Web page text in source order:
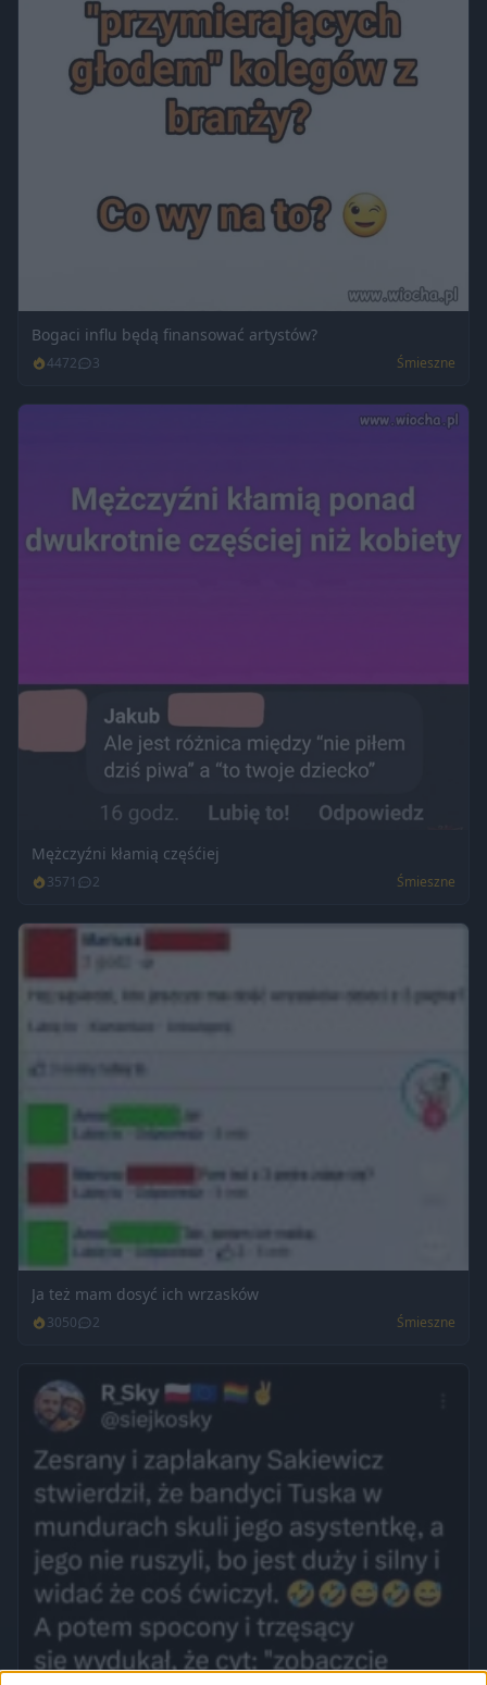
Bogaci influ będą finansować artystów?
4472 3 Śmieszne
Mężczyźni kłamią częśćiej
3571 2 Śmieszne
Ja też mam dosyć ich wrzasków
3050 2 Śmieszne